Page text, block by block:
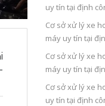
uy tín tại định
Cơ sở xử lý xe
máy uy tín tại
Cơ sở xử lý xe
máy uy tín tại
Cơ sở xử lý xe
uy tín tại định